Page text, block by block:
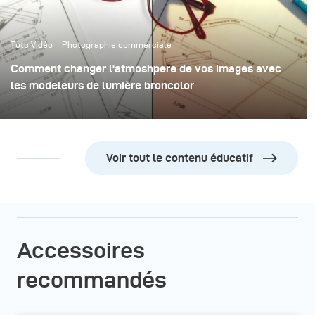
Tuto Vidéo Photographie commerciale
Comment changer l'atmoshpere de vos images avec
les modeleurs de lumière broncolor
Les modeleurs de lumière sont des outils incroyables
broncolor pour créer différentes atmosphères en
Voir tout le contenu éducatif
Accessoires
recommandés